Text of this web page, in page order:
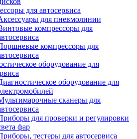
для автосервиса
для пневмолинии
компрессоры для
компрессоры для
оборудование для
оборудование для
сканеры для
для проверки и регулировки
фар
тестеры для автосервиса